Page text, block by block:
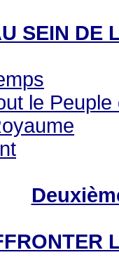
SEIN DE
le Peuple